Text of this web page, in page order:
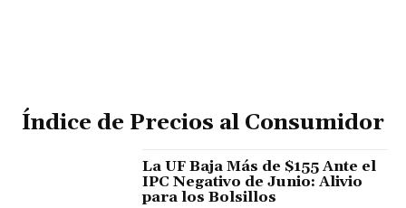
Índice de Precios al Consumidor
La UF Baja Más de $155 Ante el
IPC Negativo de Junio: Alivio
para los Bolsillos